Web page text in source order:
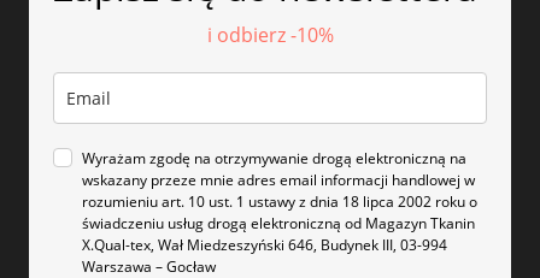
i odbierz -10%
Wyrażam zgodę na otrzymywanie drogą elektroniczną na
wskazany przeze mnie adres email informacji handlowej w
rozumieniu art. 10 ust. 1 ustawy z dnia 18 lipca 2002 roku o
świadczeniu usług drogą elektroniczną od Magazyn Tkanin
X.Qual-tex, Wał Miedzeszyński 646, Budynek III, 03-994
Warszawa – Gocław